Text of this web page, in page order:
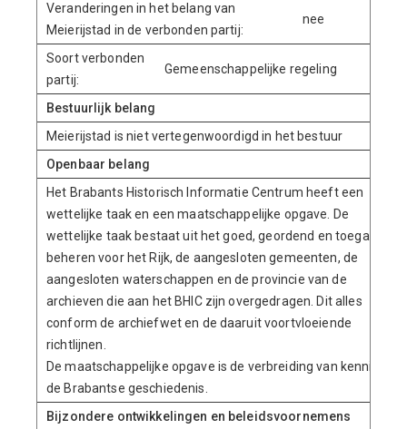
Veranderingen in het belang van
Meierijstad in de verbonden partij:
nee
Soort verbonden
partij:
Gemeenschappelijke regeling
Bestuurlijk belang
Meierijstad is niet vertegenwoordigd in het bestuur
Openbaar belang
Het Brabants Historisch Informatie Centrum heeft een
wettelijke taak en een maatschappelijke opgave. De
wettelijke taak bestaat uit het goed, geordend en toegankelijk
beheren voor het Rijk, de aangesloten gemeenten, de
aangesloten waterschappen en de provincie van de
archieven die aan het BHIC zijn overgedragen. Dit alles
conform de archiefwet en de daaruit voortvloeiende
richtlijnen.
De maatschappelijke opgave is de verbreiding van kennis van
de Brabantse geschiedenis.
Bijzondere ontwikkelingen en beleidsvoornemens